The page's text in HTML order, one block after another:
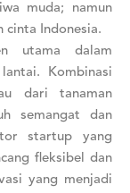
muda; namun
cinta Indonesia.
utama dalam
Kombinasi
dari tanaman
semangat dan
startup yang
fleksibel dan
yang menjadi